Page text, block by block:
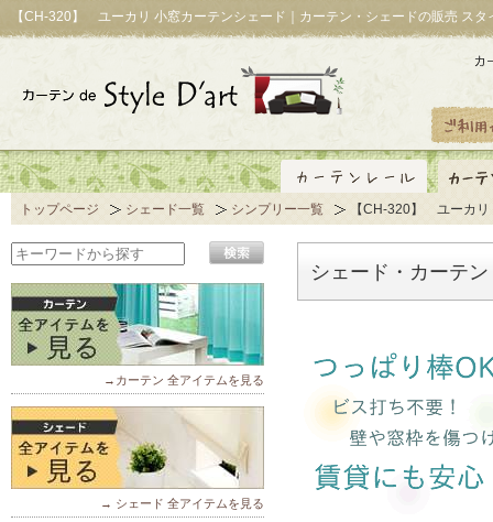
【CH-320】 ユーカリ 小窓カーテンシェード｜カーテン・シェードの販売 スタ
トップページ シェード一覧 シンプリー一覧 【CH-320】 ユーカリ
シェード・カーテ
→カーテン 全アイテムを見る
→ シェード 全アイテムを見る